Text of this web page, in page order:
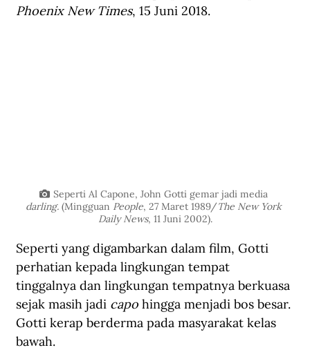
Phoenix New Times, 15 Juni 2018.
Seperti Al Capone, John Gotti gemar jadi media
darling. (Mingguan People, 27 Maret 1989/The New York
Daily News, 11 Juni 2002).
Seperti yang digambarkan dalam film, Gotti
perhatian kepada lingkungan tempat
tinggalnya dan lingkungan tempatnya berkuasa
sejak masih jadi capo hingga menjadi bos besar.
Gotti kerap berderma pada masyarakat kelas
bawah.